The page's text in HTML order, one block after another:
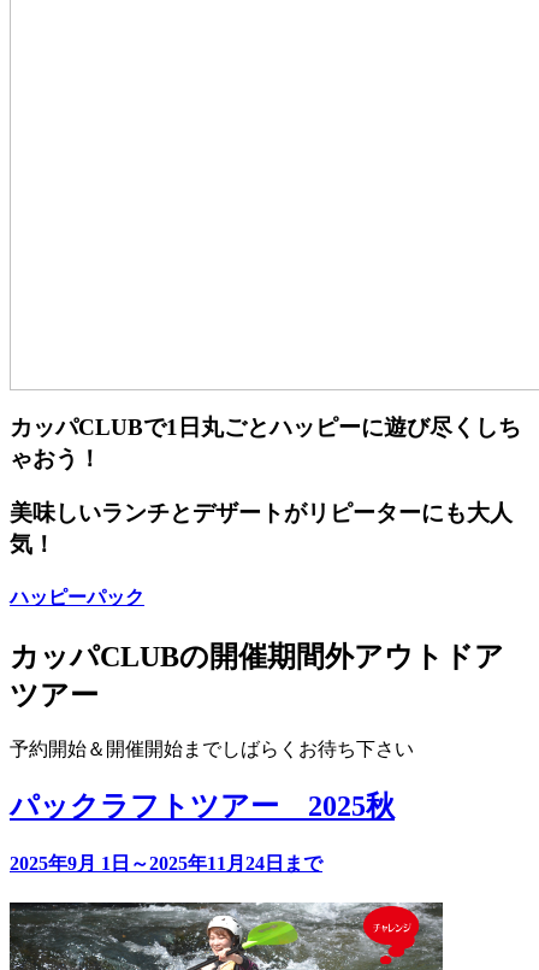
カッパCLUBで1日丸ごとハッピーに遊び尽くしち
ゃおう！
美味しいランチとデザートがリピーターにも大人
気！
ハッピーパック
カッパCLUBの開催期間外アウトドア
ツアー
予約開始＆開催開始までしばらくお待ち下さい
パックラフトツアー 2025秋
2025年9月 1日～2025年11月24日まで